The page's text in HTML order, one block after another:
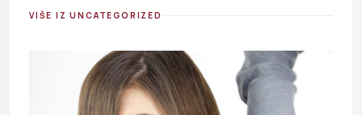
VIŠE IZ UNCATEGORIZED